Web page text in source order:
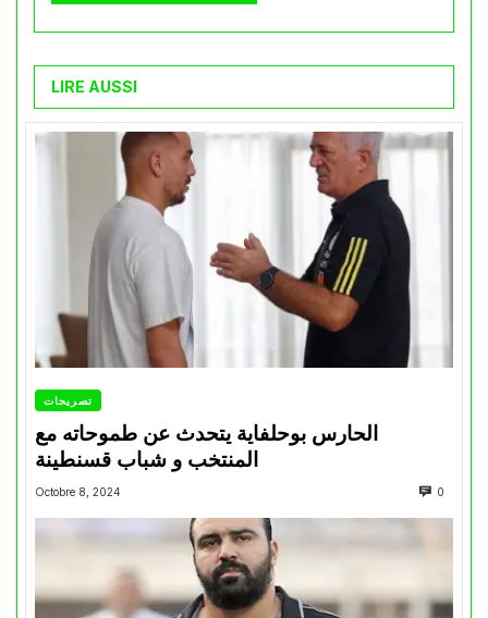
LIRE AUSSI
تصريحات
الحارس بوحلفاية يتحدث عن طموحاته مع
المنتخب و شباب قسنطينة
Octobre 8, 2024 0